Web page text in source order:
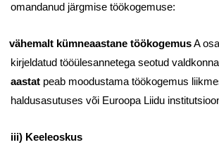
omandanud järgmise töökogemuse:
vähemalt kümneaastane töökogemusA
kirjeldatud tööülesannetega seotud
aastat peab moodustama töökogemus
haldusasutuses või Euroopa Liidu
iii) Keeleoskus